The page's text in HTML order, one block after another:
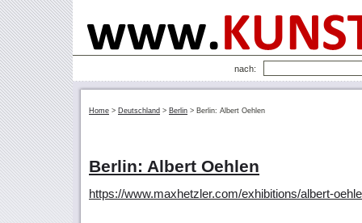
nach:
Home > Deutschland > Berlin > Berlin: Albert Oehlen
Berlin: Albert Oehlen
https://www.maxhetzler.com/exhibitions/albert-